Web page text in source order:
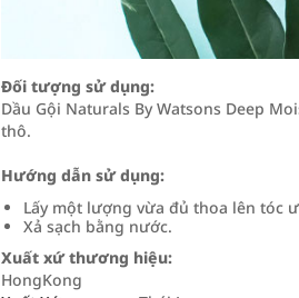
Đối tượng sử dụng:
Dầu Gội Naturals By Watsons Deep
thô.
Hướng dẫn sử dụng:
Lấy một lượng vừa đủ thoa lên tóc
Xả sạch bằng nước.
Xuất xứ thương hiệu:
HongKong